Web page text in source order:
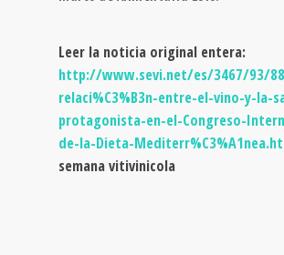
Leer la noticia original entera:
http://www.sevi.net/es/3467/93/
relaci%C3%B3n-entre-el-vino-y-la-
protagonista-en-el-Congreso-
de-la-Dieta-
semana vitivinicola